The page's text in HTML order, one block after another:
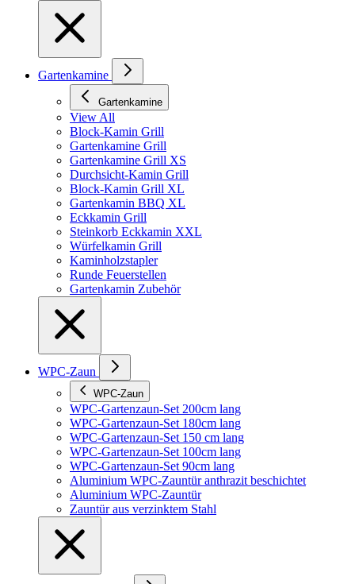
Gartenkamine
Gartenkamine
View All
Block-Kamin Grill
Gartenkamine Grill
Gartenkamine Grill XS
Durchsicht-Kamin Grill
Block-Kamin Grill XL
Gartenkamin BBQ XL
Eckkamin Grill
Steinkorb Eckkamin XXL
Würfelkamin Grill
Kaminholzstapler
Runde Feuerstellen
Gartenkamin Zubehör
WPC-Zaun
WPC-Zaun
WPC-Gartenzaun-Set 200cm lang
WPC-Gartenzaun-Set 180cm lang
WPC-Gartenzaun-Set 150 cm lang
WPC-Gartenzaun-Set 100cm lang
WPC-Gartenzaun-Set 90cm lang
Aluminium WPC-Zauntür anthrazit beschichtet
Aluminium WPC-Zauntür
Zauntür aus verzinktem Stahl